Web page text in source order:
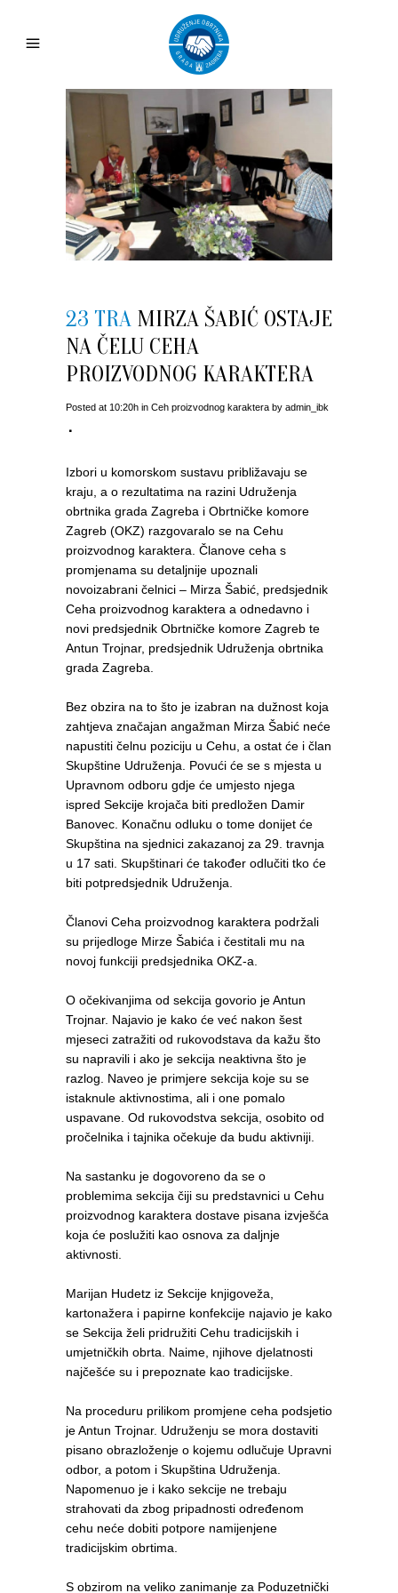
23 TRA MIRZA ŠABIĆ OSTAJE
NA ČELU CEHA
PROIZVODNOG KARAKTERA
Posted at 10:20h in Ceh proizvodnog karaktera by admin_ibk
Izbori u komorskom sustavu približavaju se
kraju, a o rezultatima na razini Udruženja
obrtnika grada Zagreba i Obrtničke komore
Zagreb (OKZ) razgovaralo se na Cehu
proizvodnog karaktera. Članove ceha s
promjenama su detaljnije upoznali
novoizabrani čelnici – Mirza Šabić, predsjednik
Ceha proizvodnog karaktera a odnedavno i
novi predsjednik Obrtničke komore Zagreb te
Antun Trojnar, predsjednik Udruženja obrtnika
grada Zagreba.
Bez obzira na to što je izabran na dužnost koja
zahtjeva značajan angažman Mirza Šabić neće
napustiti čelnu poziciju u Cehu, a ostat će i član
Skupštine Udruženja. Povući će se s mjesta u
Upravnom odboru gdje će umjesto njega
ispred Sekcije krojača biti predložen Damir
Banovec. Konačnu odluku o tome donijet će
Skupština na sjednici zakazanoj za 29. travnja
u 17 sati. Skupštinari će također odlučiti tko će
biti potpredsjednik Udruženja.
Članovi Ceha proizvodnog karaktera podržali
su prijedloge Mirze Šabića i čestitali mu na
novoj funkciji predsjednika OKZ-a.
O očekivanjima od sekcija govorio je Antun
Trojnar. Najavio je kako će već nakon šest
mjeseci zatražiti od rukovodstava da kažu što
su napravili i ako je sekcija neaktivna što je
razlog. Naveo je primjere sekcija koje su se
istaknule aktivnostima, ali i one pomalo
uspavane. Od rukovodstva sekcija, osobito od
pročelnika i tajnika očekuje da budu aktivniji.
Na sastanku je dogovoreno da se o
problemima sekcija čiji su predstavnici u Cehu
proizvodnog karaktera dostave pisana izvješća
koja će poslužiti kao osnova za daljnje
aktivnosti.
Marijan Hudetz iz Sekcije knjigoveža,
kartonažera i papirne konfekcije najavio je kako
se Sekcija želi pridružiti Cehu tradicijskih i
umjetničkih obrta. Naime, njihove djelatnosti
najčešće su i prepoznate kao tradicijske.
Na proceduru prilikom promjene ceha podsjetio
je Antun Trojnar. Udruženju se mora dostaviti
pisano obrazloženje o kojemu odlučuje Upravni
odbor, a potom i Skupština Udruženja.
Napomenuo je i kako sekcije ne trebaju
strahovati da zbog pripadnosti određenom
cehu neće dobiti potpore namijenjene
tradicijskim obrtima.
S obzirom na veliko zanimanje za Poduzetnički